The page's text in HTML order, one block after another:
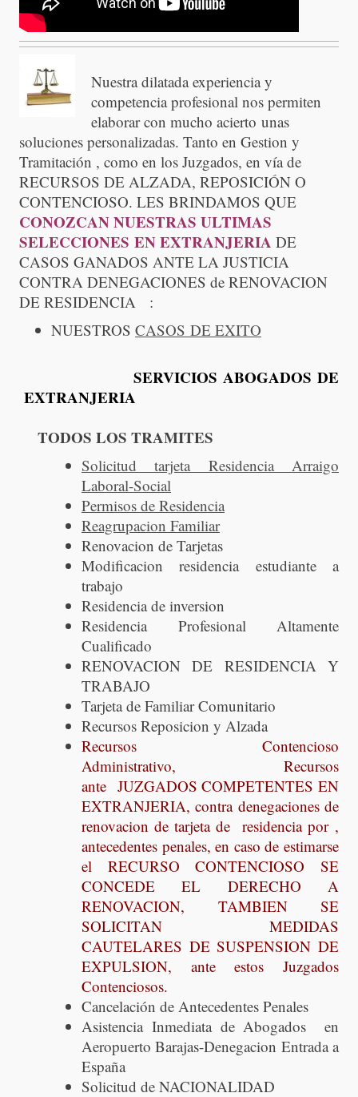
Nuestra dilatada experiencia y
competencia profesional nos permiten
elaborar con mucho acierto unas
soluciones personalizadas. Tanto en Gestion y
Tramitación , como en los Juzgados, en vía de
RECURSOS DE ALZADA, REPOSICIÓN O
CONTENCIOSO. LES BRINDAMOS QUE
CONOZCAN NUESTRAS ULTIMAS
SELECCIONES EN EXTRANJERIA DE
CASOS GANADOS ANTE LA JUSTICIA
CONTRA DENEGACIONES de RENOVACION
DE RESIDENCIA :
NUESTROS CASOS DE EXITO
SERVICIOS ABOGADOS DE
EXTRANJERIA
TODOS LOS TRAMITES
Solicitud tarjeta Residencia Arraigo
Laboral-Social
Permisos de Residencia
Reagrupacion Familiar
Renovacion de Tarjetas
Modificacion residencia estudiante a
trabajo
Residencia de inversion
Residencia Profesional Altamente
Cualificado
RENOVACION DE RESIDENCIA Y
TRABAJO
Tarjeta de Familiar Comunitario
Recursos Reposicion y Alzada
Recursos Contencioso
Administrativo, Recursos
ante JUZGADOS COMPETENTES EN
EXTRANJERIA, contra denegaciones de
renovacion de tarjeta de residencia por ,
antecedentes penales, en caso de estimarse
el RECURSO CONTENCIOSO SE
CONCEDE EL DERECHO A
RENOVACION, TAMBIEN SE
SOLICITAN MEDIDAS
CAUTELARES DE SUSPENSION DE
EXPULSION, ante estos Juzgados
Contenciosos.
Cancelación de Antecedentes Penales
Asistencia Inmediata de Abogados en
Aeropuerto Barajas-Denegacion Entrada a
España
Solicitud de NACIONALIDAD